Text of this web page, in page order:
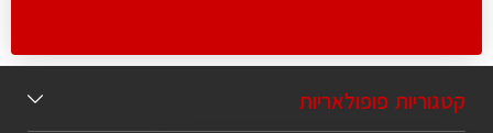
קטגוריות פופולאריות